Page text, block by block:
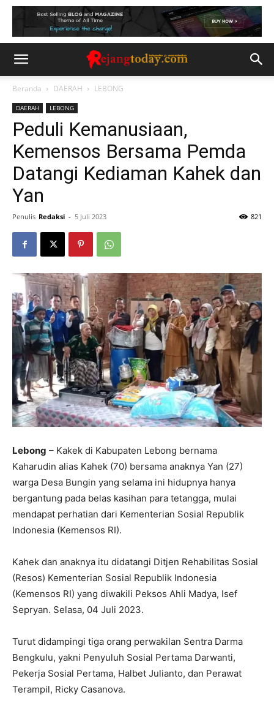
Beranda DAERAH LEBONG
DAERAH LEBONG
Peduli Kemanusiaan,
Kemensos Bersama Pemda
Datangi Kediaman Kahek dan
Yan
Penulis Redaksi - 5 Juli 2023 821
Lebong – Kakek di Kabupaten Lebong bernama
Kaharudin alias Kahek (70) bersama anaknya Yan (27)
warga Desa Bungin yang selama ini hidupnya hanya
bergantung pada belas kasihan para tetangga, mulai
mendapat perhatian dari Kementerian Sosial Republik
Indonesia (Kemensos RI).
Kahek dan anaknya itu didatangi Ditjen Rehabilitas Sosial
(Resos) Kementerian Sosial Republik Indonesia
(Kemensos RI) yang diwakili Peksos Ahli Madya, Isef
Sepryan. Selasa, 04 Juli 2023.
Turut didampingi tiga orang perwakilan Sentra Darma
Bengkulu, yakni Penyuluh Sosial Pertama Darwanti,
Pekerja Sosial Pertama, Halbet Julianto, dan Perawat
Terampil, Ricky Casanova.